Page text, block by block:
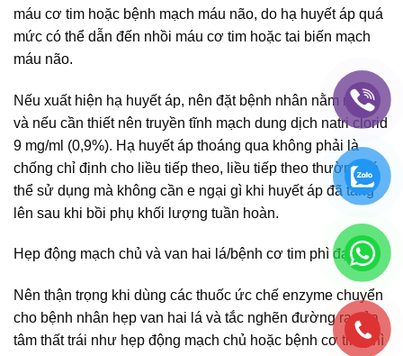
máu cơ tim hoặc bệnh mạch máu não, do hạ huyết áp quá
mức có thể dẫn đến nhồi máu cơ tim hoặc tai biến mạch
máu não.
Nếu xuất hiện hạ huyết áp, nên đặt bệnh nhân nằm ngửa
và nếu cần thiết nên truyền tĩnh mạch dung dịch natri clorid
9 mg/ml (0,9%). Hạ huyết áp thoáng qua không phải là
chống chỉ định cho liều tiếp theo, liều tiếp theo thường có
thể sử dụng mà không cần e ngại gì khi huyết áp đã tăng
lên sau khi bồi phụ khối lượng tuần hoàn.
Hẹp động mạch chủ và van hai lá/bệnh cơ tim phì đại:
Nên thận trọng khi dùng các thuốc ức chế enzyme chuyển
cho bệnh nhân hẹp van hai lá và tắc nghẽn đường ra của
tâm thất trái như hẹp động mạch chủ hoặc bệnh cơ tim phì